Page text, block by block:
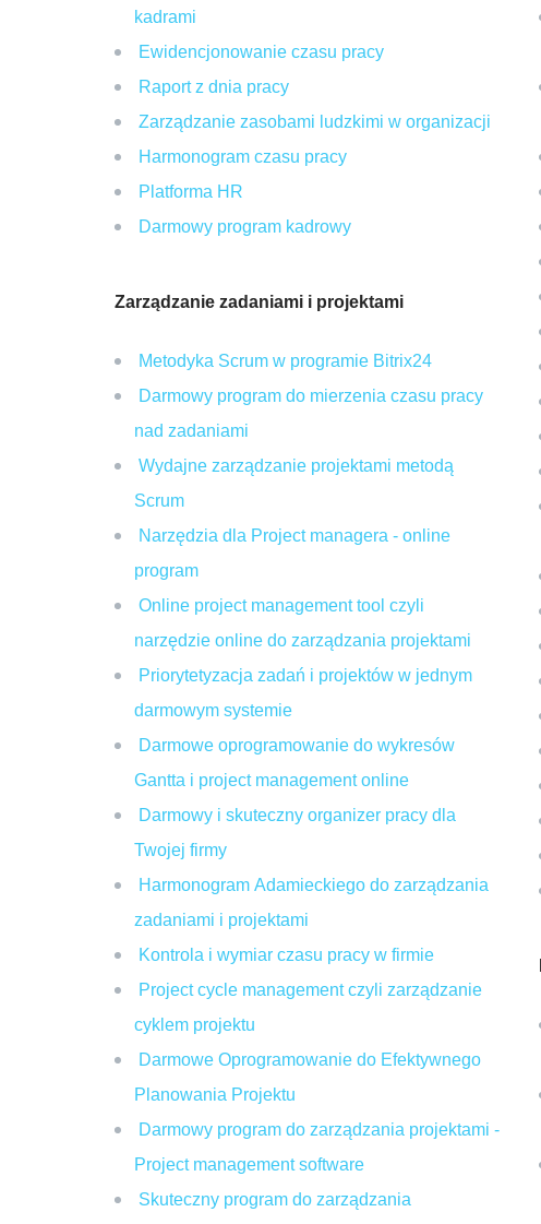
kadrami
Ewidencjonowanie czasu pracy
Raport z dnia pracy
Zarządzanie zasobami ludzkimi w organizacji
Harmonogram czasu pracy
Platforma HR
Darmowy program kadrowy
Zarządzanie zadaniami i projektami
Metodyka Scrum w programie Bitrix24
Darmowy program do mierzenia czasu pracy
nad zadaniami
Wydajne zarządzanie projektami metodą
Scrum
Narzędzia dla Project managera - online
program
Online project management tool czyli
narzędzie online do zarządzania projektami
Priorytetyzacja zadań i projektów w jednym
darmowym systemie
Darmowe oprogramowanie do wykresów
Gantta i project management online
Darmowy i skuteczny organizer pracy dla
Twojej firmy
Harmonogram Adamieckiego do zarządzania
zadaniami i projektami
Kontrola i wymiar czasu pracy w firmie
Project cycle management czyli zarządzanie
cyklem projektu
Darmowe Oprogramowanie do Efektywnego
Planowania Projektu
Darmowy program do zarządzania projektami -
Project management software
Skuteczny program do zarządzania